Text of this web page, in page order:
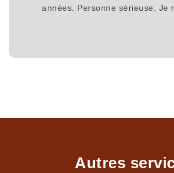
années. Personne sérieuse. Je
Autres